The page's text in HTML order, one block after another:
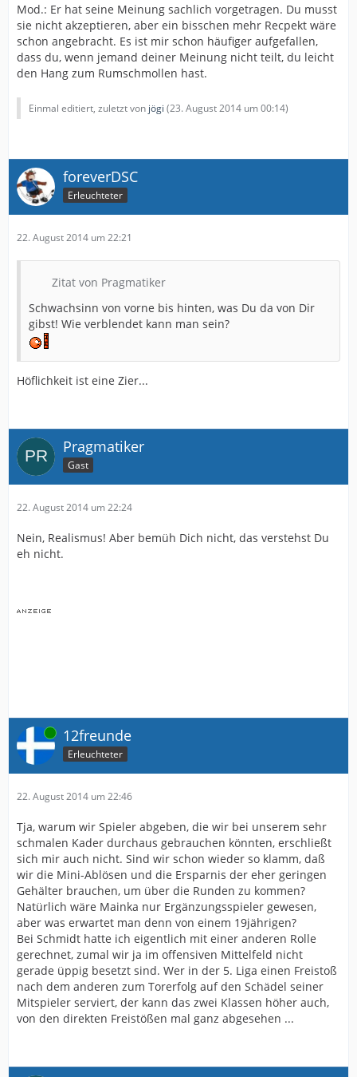
Mod.: Er hat seine Meinung sachlich vorgetragen. Du musst
sie nicht akzeptieren, aber ein bisschen mehr Recpekt wäre
schon angebracht. Es ist mir schon häufiger aufgefallen,
dass du, wenn jemand deiner Meinung nicht teilt, du leicht
den Hang zum Rumschmollen hast.
Einmal editiert, zuletzt von jögi (23. August 2014 um 00:14)
foreverDSC
Erleuchteter
22. August 2014 um 22:21
Zitat von Pragmatiker
Schwachsinn von vorne bis hinten, was Du da von Dir
gibst! Wie verblendet kann man sein?
Höflichkeit ist eine Zier...
Pragmatiker
Gast
22. August 2014 um 22:24
Nein, Realismus! Aber bemüh Dich nicht, das verstehst Du
eh nicht.
Online 12freunde
Erleuchteter
22. August 2014 um 22:46
Tja, warum wir Spieler abgeben, die wir bei unserem sehr
schmalen Kader durchaus gebrauchen könnten, erschließt
sich mir auch nicht. Sind wir schon wieder so klamm, daß
wir die Mini-Ablösen und die Ersparnis der eher geringen
Gehälter brauchen, um über die Runden zu kommen?
Natürlich wäre Mainka nur Ergänzungsspieler gewesen,
aber was erwartet man denn von einem 19jährigen?
Bei Schmidt hatte ich eigentlich mit einer anderen Rolle
gerechnet, zumal wir ja im offensiven Mittelfeld nicht
gerade üppig besetzt sind. Wer in der 5. Liga einen Freistoß
nach dem anderen zum Torerfolg auf den Schädel seiner
Mitspieler serviert, der kann das zwei Klassen höher auch,
von den direkten Freistößen mal ganz abgesehen ...